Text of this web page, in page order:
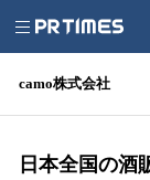
camo株式会社
日本全国の酒